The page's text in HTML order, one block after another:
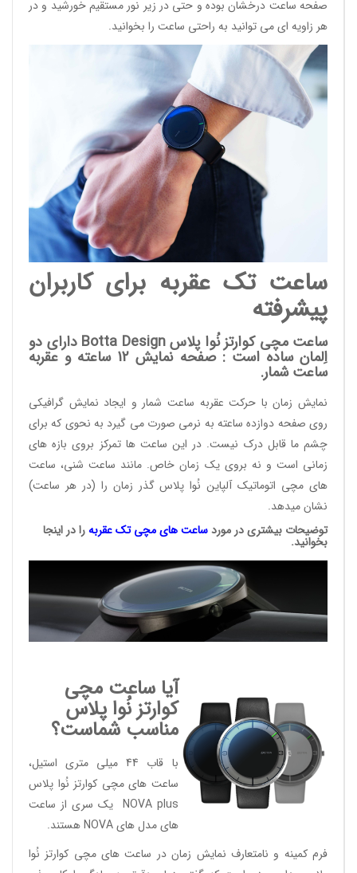
صفحه ساعت درخشان بوده و حتی در زیر نور مستقیم خورشید و در
هر زاویه ای می توانید به راحتی ساعت را بخوانید.
ساعت تک عقربه برای کاربران
پیشرفته
ساعت مچی کوارتز نُوا پلاسBotta Design دارای دو
اِلمان ساده است : صفحه نمایش 12 ساعته و عقربه
ساعت شمار.
نمایش زمان با حرکت عقربه ساعت شمار و ایجاد نمایش گرافیکی
روی صفحه دوازده ساعته به نرمی صورت می گیرد به نحوی که برای
چشم ما قابل درک نیست. در این ساعت ها تمرکز بروی بازه های
زمانی است و نه بروی یک زمان خاص. مانند ساعت شنی، ساعت
های مچی اتوماتیک آلپاین نُوا پلاس گذر زمان را (در هر ساعت)
نشان میدهد.
توضیحات بیشتری در موردساعت های مچی تک عقربهرا در اینجا
بخوانید.
آیا ساعت مچی
کوارتز نُوا پلاس
مناسب شماست؟
با قاب 44 میلی متری استیل،
ساعت های مچی کوارتز نُوا پلاس
NOVA plus یک سری از ساعت
های مدل های NOVA هستند.
فرم کمینه و نامتعارف نمایش زمان در ساعت های مچی کوارتز نُوا